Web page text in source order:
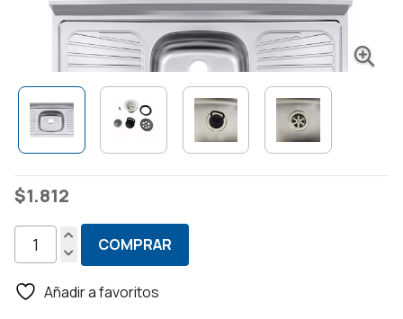
$1.812
Pileta
Para
COMPRAR
Añadir a favoritos